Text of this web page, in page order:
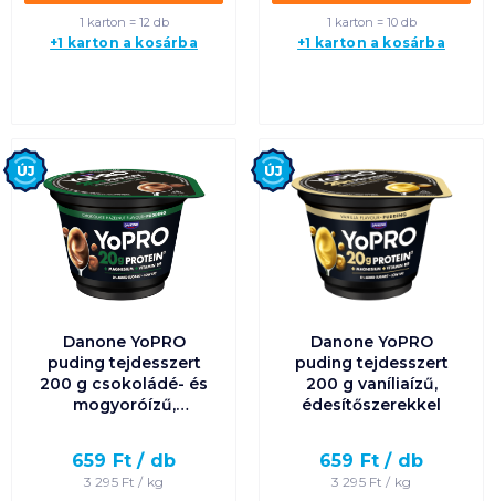
1 karton = 12 db
+1 karton a kosárba
1 karton = 10 db
+1 karton a kosárba
Danone YoPRO
puding tejdesszert
200 g csokoládé- és
mogyoróízű,
659 Ft / db
3 295Ft / kg
Új
Danone YoPRO
puding tejdesszert
200 g vaníliaízű,
édesítőszerekkel
659 Ft / db
3 295Ft / kg
Új